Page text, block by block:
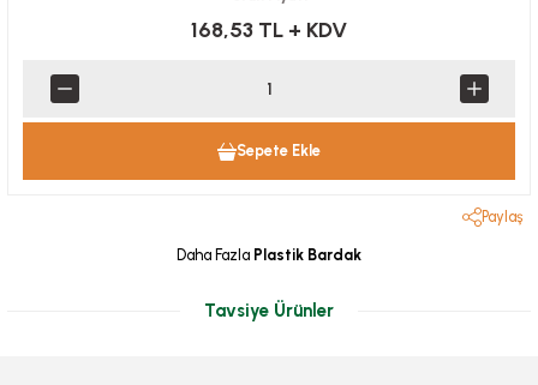
168,53 TL + KDV
Sepete Ekle
Paylaş
Daha Fazla Plastik Bardak
Tavsiye Ürünler